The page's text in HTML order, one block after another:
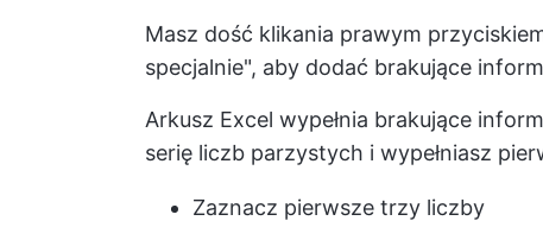
Masz dość klikania prawym
specjalnie", aby dodać brakujące
Arkusz Excel wypełnia brakujące
serię liczb parzystych i wypełniasz
Zaznacz pierwsze trzy liczby